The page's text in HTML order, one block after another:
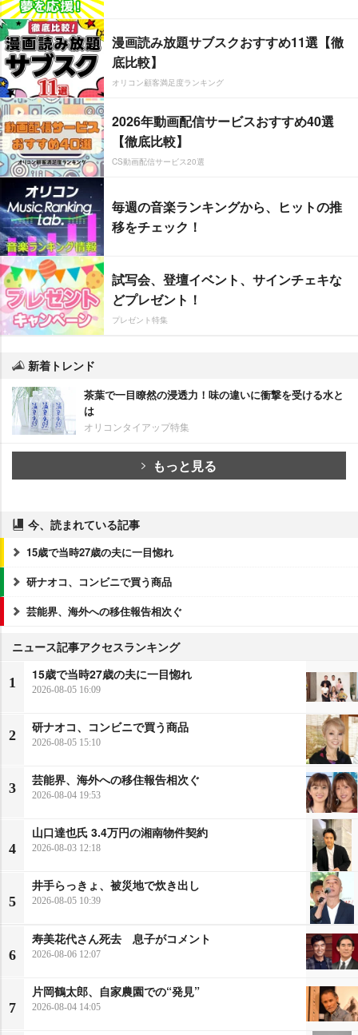
漫画読み放題サブスクおすすめ11選【徹
底比較】
オリコン顧客満足度ランキング
2026年動画配信サービスおすすめ40選
【徹底比較】
CS動画配信サービス20選
毎週の音楽ランキングから、ヒットの推
移をチェック！
試写会、登壇イベント、サインチェキな
どプレゼント！
プレゼント特集
新着トレンド
茶葉で一目瞭然の浸透力！味の違いに衝撃を受ける水と
は
オリコンタイアップ特集
もっと見る
今、読まれている記事
15歳で当時27歳の夫に一目惚れ
研ナオコ、コンビニで買う商品
芸能界、海外への移住報告相次ぐ
ニュース記事アクセスランキング
1
15歳で当時27歳の夫に一目惚れ
2026-08-05 16:09
2
研ナオコ、コンビニで買う商品
2026-08-05 15:10
3
芸能界、海外への移住報告相次ぐ
2026-08-04 19:53
4
山口達也氏 3.4万円の湘南物件契約
2026-08-03 12:18
5
井手らっきょ、被災地で炊き出し
2026-08-05 10:39
6
寿美花代さん死去 息子がコメント
2026-08-06 12:07
7
片岡鶴太郎、自家農園での“発見”
2026-08-04 14:05